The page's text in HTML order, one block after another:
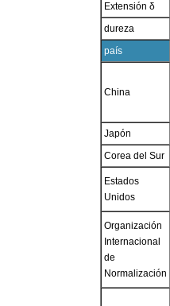
Extensión δ
dureza
país
China
Japón
Corea del Sur
Estados
Unidos
Organización
Internacional
de
Normalización